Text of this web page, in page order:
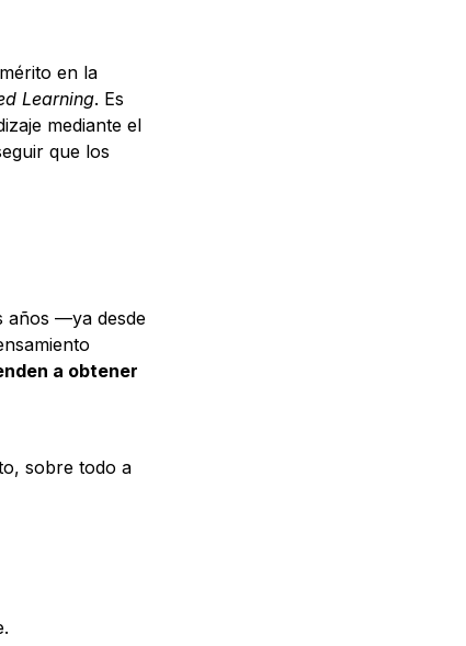
en la
Learning. Es
mediante el
que los
años —ya desde
a obtener
sobre todo a